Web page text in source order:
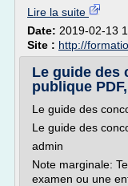
Lire la suite
Date: 2019-02-13
Site : http://
Le guide des
publique
Le guide des
Le guide des
admin
Note marginale:
examen ou une